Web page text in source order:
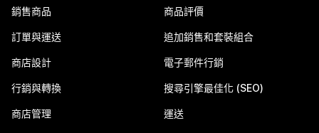
銷售商品
訂單與運送
商店設計
行銷與轉換
商店管理
商品評價
追加銷售和套裝組合
電子郵件行銷
搜尋引擎最佳化 (SEO)
運送